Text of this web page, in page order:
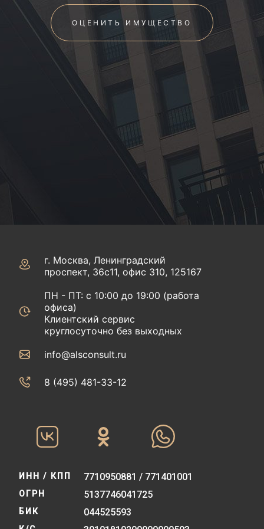
ОЦЕНИТЬ ИМУЩЕСТВО
г. Москва, Ленинградский
проспект, 36с11, офис 310, 125167
ПН - ПТ: с 10:00 до 19:00 (работа
офиса)
Клиентский сервис
круглосуточно без выходных
info@alsconsult.ru
8 (495) 481-33-12‬‬
ИНН / КПП 7710950881 / 771401001
ОГРН 5137746041725
БИК 044525593